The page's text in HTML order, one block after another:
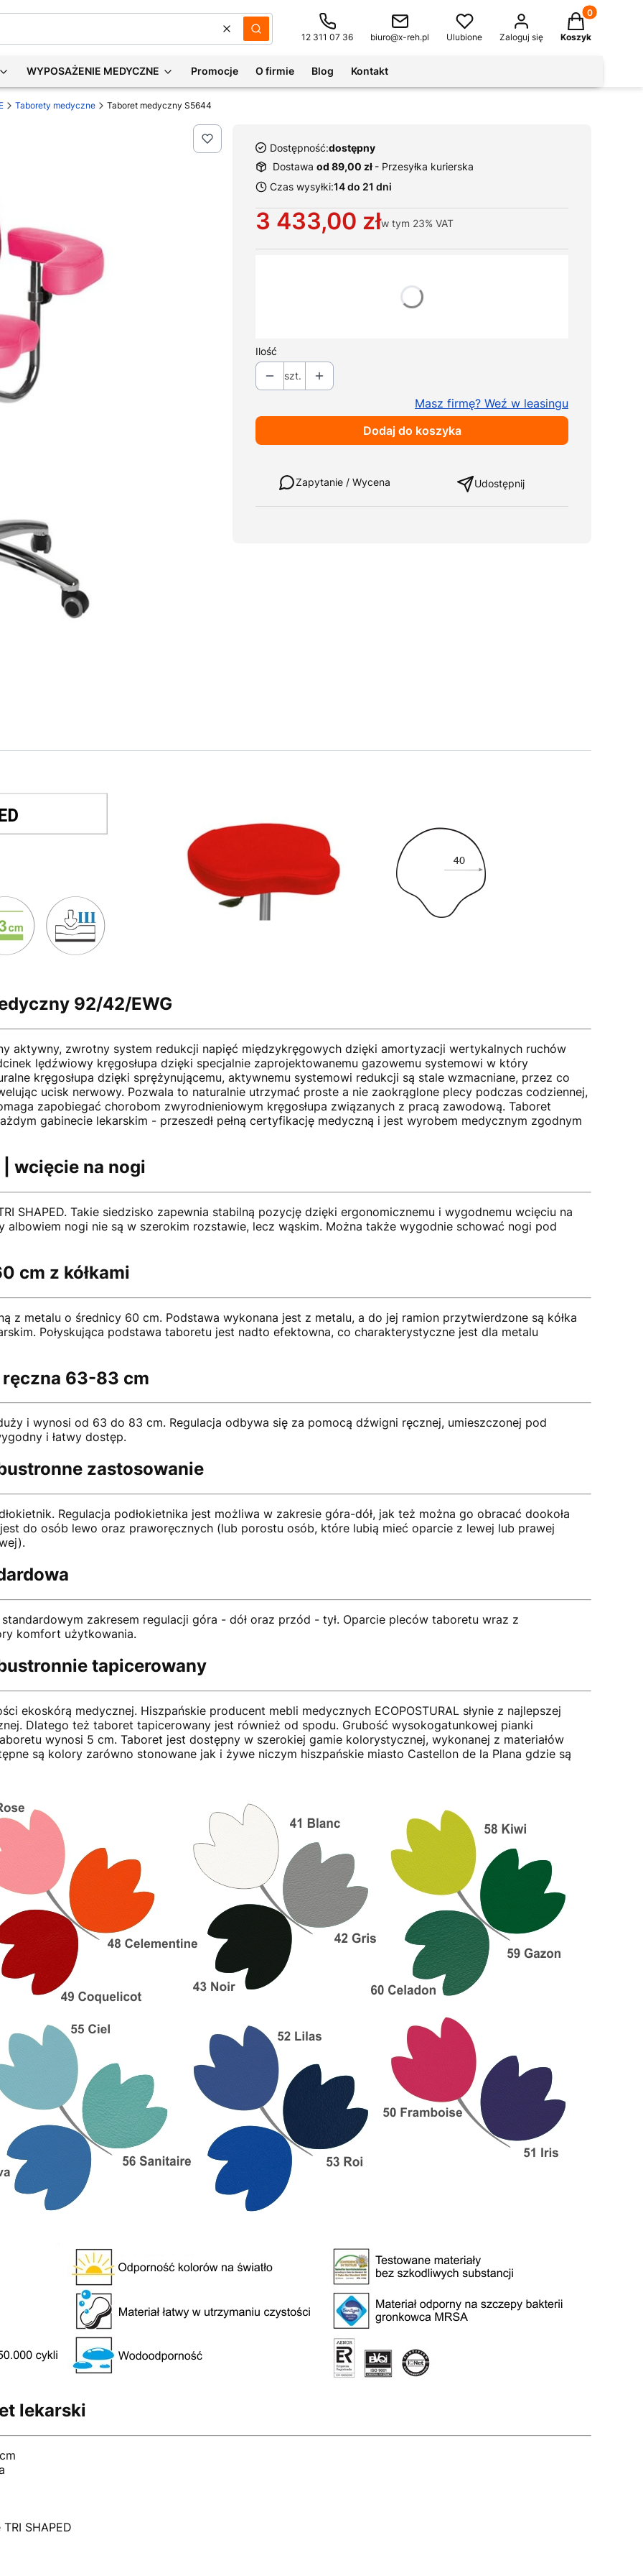
WyczyśćSzukaj 12 311 07 36 biuro@x-reh.pl Ulubione Zaloguj się
Produkty w
Koszyk
WYPOSAŻENIE MEDYCZNE Promocje O firmie Blog Kontakt
Taborety medyczne Taboret medyczny S5644
Dostępność:dostępny
Dostawa od 89,00 zł - Przesyłka kurierska
Czas wysyłki:14 do 21 dni
Cena
3 433,00 złw tym 23% VAT
Poszczególne warianty mogą różnić się ceną
Ilość
szt.
Masz firmę? Weź w leasingu
Dodaj do koszyka
Zapytanie / Wycena Udostępnij
92/42/EWG
aktywny, zwrotny system redukcji napięć międzykręgowych dzięki amortyzacji wertykalnych ruchów
lędźwiowy kręgosłupa dzięki specjalnie zaprojektowanemu gazowemu systemowi w który
kręgosłupa dzięki sprężynującemu, aktywnemu systemowi redukcji są stale wzmacniane, przez co
ucisk nerwowy. Pozwala to naturalnie utrzymać proste a nie zaokrąglone plecy podczas codziennej,
zapobiegać chorobom zwyrodnieniowym kręgosłupa związanych z pracą zawodową. Taboret
gabinecie lekarskim - przeszedł pełną certyfikację medyczną i jest wyrobem medycznym zgodnym
| wcięcie na nogi
SHAPED. Takie siedzisko zapewnia stabilną pozycję dzięki ergonomicznemu i wygodnemu wcięciu na
albowiem nogi nie są w szerokim rozstawie, lecz wąskim. Można także wygodnie schować nogi pod
cm z kółkami
z metalu o średnicy 60 cm. Podstawa wykonana jest z metalu, a do jej ramion przytwierdzone są kółka
Połyskująca podstawa taboretu jest nadto efektowna, co charakterystyczne jest dla metalu
63-83 cm
i wynosi od 63 do 83 cm. Regulacja odbywa się za pomocą dźwigni ręcznej, umieszczonej pod
i łatwy dostęp.
zastosowanie
Regulacja podłokietnika jest możliwa w zakresie góra-dół, jak też można go obracać dookoła
do osób lewo oraz praworęcznych (lub porostu osób, które lubią mieć oparcie z lewej lub prawej
zakresem regulacji góra - dół oraz przód - tył. Oparcie pleców taboretu wraz z
komfort użytkowania.
tapicerowany
ekoskórą medycznej. Hiszpańskie producent mebli medycznych ECOPOSTURAL słynie z najlepszej
Dlatego też taboret tapicerowany jest również od spodu. Grubość wysokogatunkowej pianki
wynosi 5 cm. Taboret jest dostępny w szerokiej gamie kolorystycznej, wykonanej z materiałów
są kolory zarówno stonowane jak i żywe niczym hiszpańskie miasto Castellon de la Plana gdzie są
lekarski
SHAPED